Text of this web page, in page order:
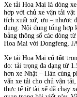
Xe tải Hoa Mai là dòng
hợp với chủ xe vận tải
tích xuất xứ, ưu – nhược
dụng. Nội dung tổng hợp
bảng thông số các dòng
Hoa Mai với Dongfeng,
Xe tải Hoa Mai có tốt
do: tải trọng đa dạng từ
hơn xe Nhật – Hàn cùng
vấn xe tải cho chủ vận tải,
thực tế từ tài xế đã chạy